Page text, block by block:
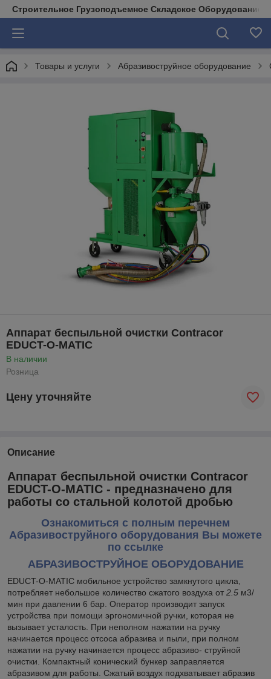
Строительное Грузоподъемное Складское Оборудование
Товары и услуги Абразивоструйное оборудование
Аппарат беспыльной очистки Contracor
EDUCT-O-MATIC
В наличии
Розница
Цену уточняйте
Описание
Аппарат беспыльной очистки Contracor
EDUCT-O-MATIC - предназначено для
работы со стальной колотой дробью
Ознакомиться с полным перечнем
Абразивоструйного оборудования Вы можете
по ссылке
АБРАЗИВОСТРУЙНОЕ ОБОРУДОВАНИЕ
EDUCT-O-MATIC мобильное устройство замкнутого цикла,
потребляет небольшое количество сжатого воздуха от 2.5 м3/
мин при давлении 6 бар. Оператор производит запуск
устройства при помощи эргономичной ручки, которая не
вызывает усталость. При неполном нажатии на ручку
начинается процесс отсоса абразива и пыли, при полном
нажатии на ручку начинается процесс абразиво- струйной
очистки. Компактный конический бункер заправляется
абразивом для работы. Сжатый воздух подхватывает абразив